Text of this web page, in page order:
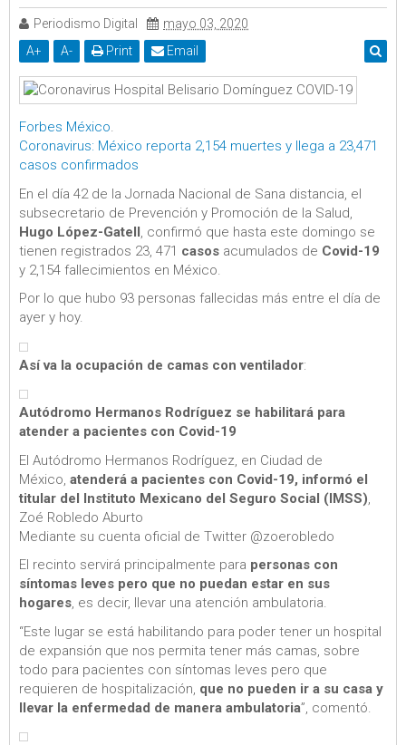
Periodismo Digital
mayo 03, 2020
A+ A- Print Email
Forbes México.
Coronavirus: México reporta 2,154 muertes y llega a 23,471
casos confirmados
En el día 42 de la Jornada Nacional de Sana distancia, el
subsecretario de Prevención y Promoción de la Salud,
Hugo López-Gatell , confirmó que hasta este domingo se
tienen registrados 23, 471 casos acumulados de Covid-19
y 2,154 fallecimientos en México.
Por lo que hubo 93 personas fallecidas más entre el día de
ayer y hoy.
Así va la ocupación de camas con ventilador:
Autódromo Hermanos Rodríguez se habilitará para
atender a pacientes con Covid-19
El Autódromo Hermanos Rodríguez, en Ciudad de
México, atenderá a pacientes con Covid-19, informó el
titular del Instituto Mexicano del Seguro Social (IMSS)
Zoé Robledo Aburto
Mediante su cuenta oficial de Twitter @zoerobledo
El recinto servirá principalmente para personas con
síntomas leves pero que no puedan estar en sus
hogares, es decir, llevar una atención ambulatoria.
“Este lugar se está habilitando para poder tener un hospital
de expansión que nos permita tener más camas, sobre
todo para pacientes con síntomas leves pero que
requieren de hospitalización, que no pueden ir a su casa y
llevar la enfermedad de manera ambulatoria”, comentó.